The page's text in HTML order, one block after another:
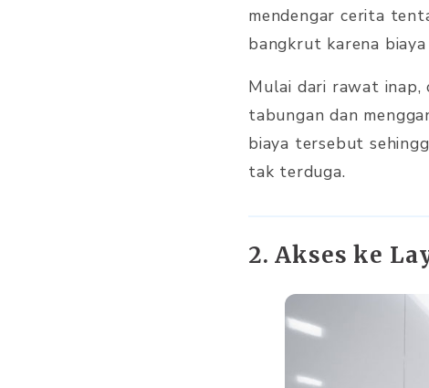
mendengar cerita
bangkrut karena
Mulai dari rawat inap,
tabungan dan
biaya tersebut
tak terduga.
2. Akses ke